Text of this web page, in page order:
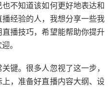
不知道该如何更好地表达和
经验的人，我想分享一些我
播技巧，希望能帮助你提升
。
键。很多人忽视了这一步，
，准备好直播内容大纲、设